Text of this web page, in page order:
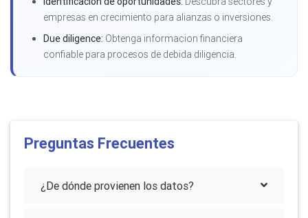
empresas en crecimiento para alianzas o inversiones.
Due diligence: Obtenga informacion financiera
confiable para procesos de debida diligencia.
Preguntas Frecuentes
¿De dónde provienen los datos?